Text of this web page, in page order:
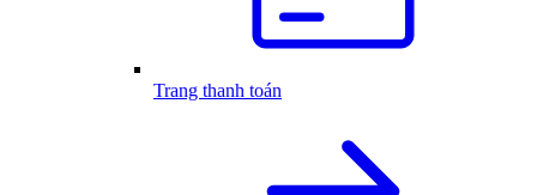
Trang thanh toán